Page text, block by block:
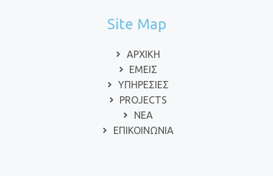
Site Map
ΑΡΧΙΚΗ
ΕΜΕΙΣ
ΥΠΗΡΕΣΙΕΣ
PROJECTS
ΝΕΑ
ΕΠΙΚΟΙΝΩΝΙΑ